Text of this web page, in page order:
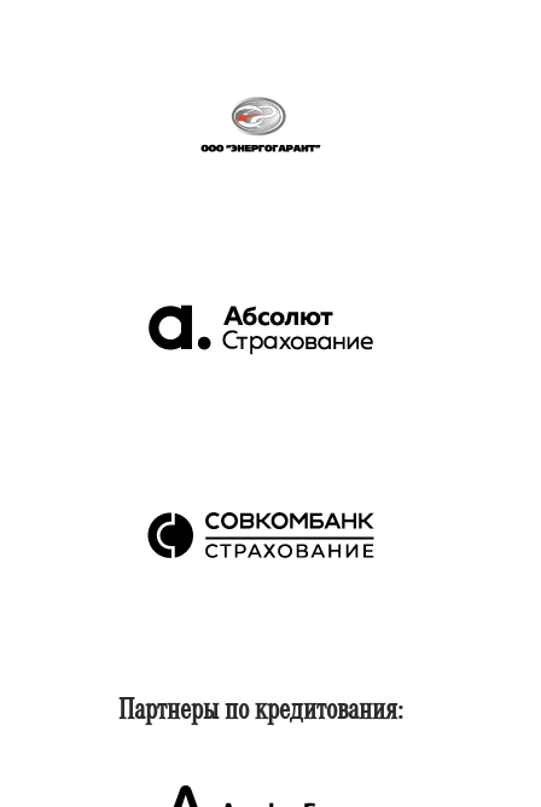
Партнеры по кредитования: